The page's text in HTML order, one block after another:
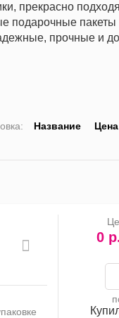
прекрасно
подарочные
прочные и
Название Цена
0